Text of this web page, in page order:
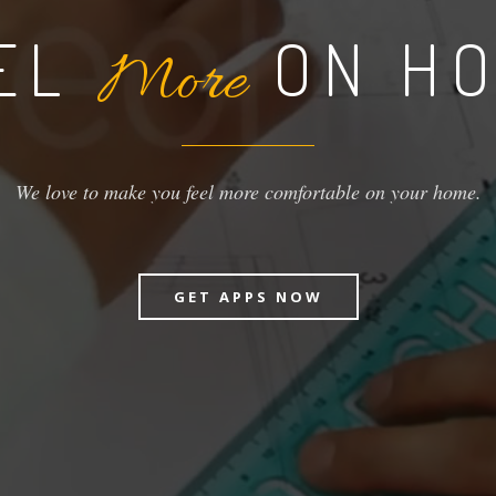
MoreON
We love to make you feel more comfortable on your home.
GET APPS NOW